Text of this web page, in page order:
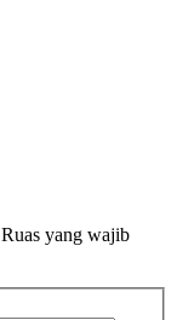
Ruas yang wajib